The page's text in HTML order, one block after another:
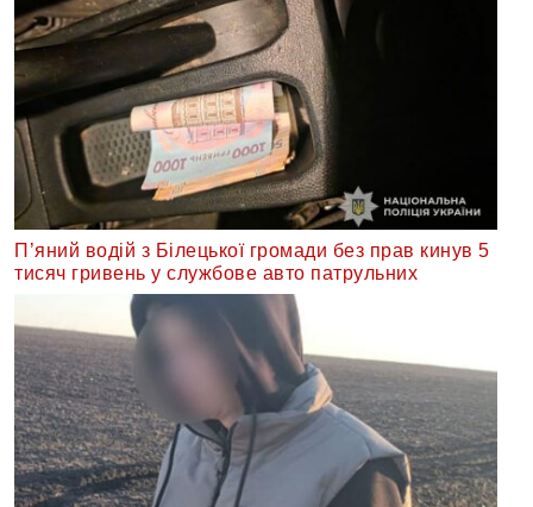
П’яний водій з Білецької громади без прав кинув 5
тисяч гривень у службове авто патрульних